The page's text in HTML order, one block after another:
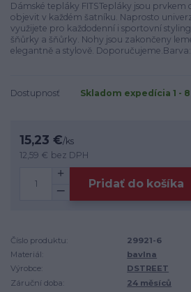
Dámské tepláky FITSTepláky jsou prvkem
objevit v každém šatníku. Naprosto
využijete pro každodenní i sportovní
šňůrky a šňůrky. Nohy jsou zakončeny
elegantně a stylově. Doporučujeme.Barva:
Dostupnosť Skladom expedícia 1 -
15,23 €/ks
12,59 € bez DPH
Pridať do košíka
Číslo produktu:
29921-6
Materiál:
bavlna
Výrobce:
DSTREET
Záruční doba:
24 měsíců